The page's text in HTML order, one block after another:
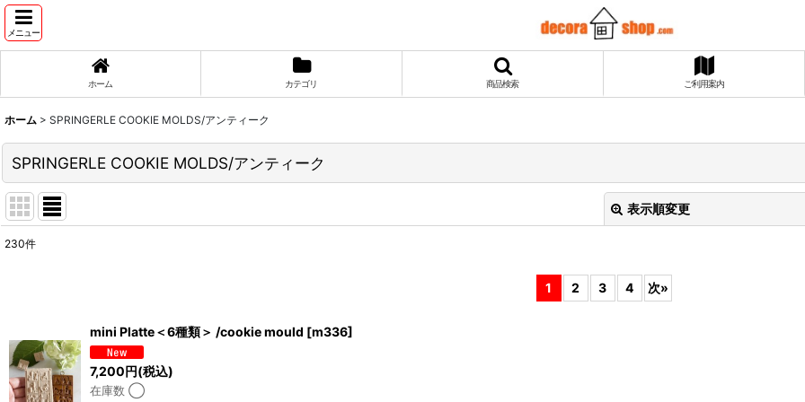
メニュー
ホーム カテゴリ 商品検索 ご利用案内
ホーム > SPRINGERLE COOKIE MOLDS/アンティーク
SPRINGERLE COOKIE MOLDS/アンティーク
表示順変更
並び順:
230件
1 2 3 4 次»
mini Platte＜6種類＞ /cookie mould [m336]
7,200円(税込)
在庫数 ◯